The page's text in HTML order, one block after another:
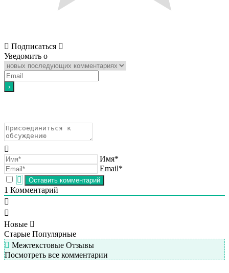
Подписаться
Уведомить о
Имя*
Email*
1 Комментарий
Новые
Старые Популярные
Межтекстовые Отзывы
Посмотреть все комментарии